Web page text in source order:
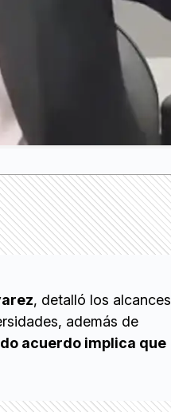
, detalló los alcances
además de
acuerdo implica que